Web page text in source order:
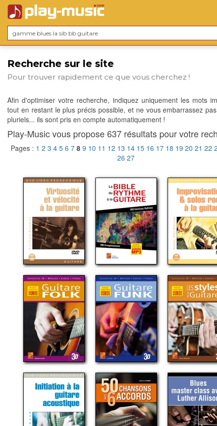
Recherche sur le site
Pour trouver rapidement ce que vous cherchez !
Afin d'optimiser votre recherche, indiquez uniquement les mots
tout en restant le plus précis possible, et ne vous embarrassez
pluriels... ils sont pris en compte automatiquement !
Play-Music vous propose 637 résultats pour votre
Pages : 1 2 3 4 5 6 7 8 9 10 11 12 13 14 15 16 17 18 19 20 21 22
26 27